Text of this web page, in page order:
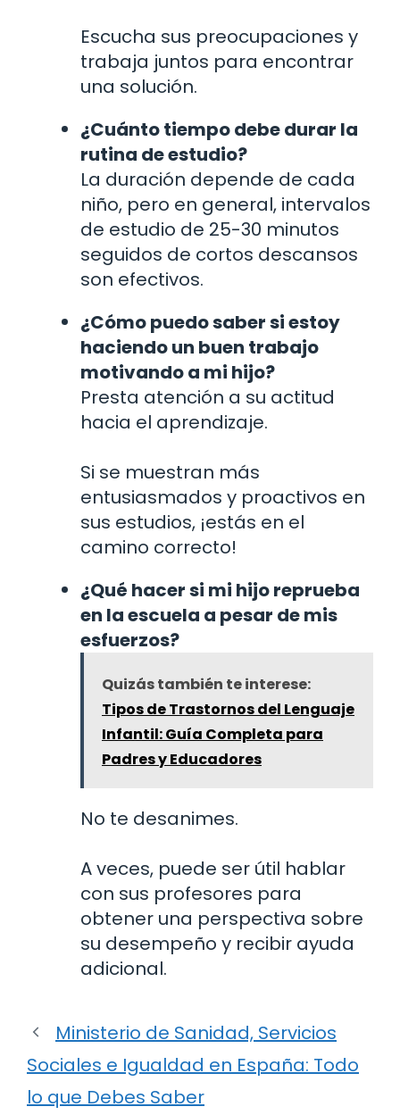
Escucha sus preocupaciones y
trabaja juntos para encontrar
una solución.
¿Cuánto tiempo debe durar la
rutina de estudio?
La duración depende de cada
niño, pero en general, intervalos
de estudio de 25-30 minutos
seguidos de cortos descansos
son efectivos.
¿Cómo puedo saber si estoy
haciendo un buen trabajo
motivando a mi hijo?
Presta atención a su actitud
hacia el aprendizaje.
Si se muestran más
entusiasmados y proactivos en
sus estudios, ¡estás en el
camino correcto!
¿Qué hacer si mi hijo reprueba
en la escuela a pesar de mis
esfuerzos?
Quizás también te interese:
Tipos de Trastornos del Lenguaje
Infantil: Guía Completa para
Padres y Educadores
No te desanimes.
A veces, puede ser útil hablar
con sus profesores para
obtener una perspectiva sobre
su desempeño y recibir ayuda
adicional.
Ministerio de Sanidad, Servicios
Sociales e Igualdad en España: Todo
lo que Debes Saber